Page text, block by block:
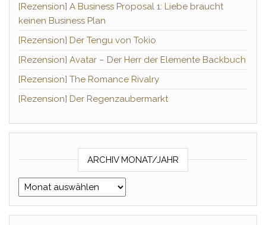
[Rezension] A Business Proposal 1: Liebe braucht
keinen Business Plan
[Rezension] Der Tengu von Tokio
[Rezension] Avatar – Der Herr der Elemente Backbuch
[Rezension] The Romance Rivalry
[Rezension] Der Regenzaubermarkt
ARCHIV MONAT/JAHR
Archiv Monat/Jahr